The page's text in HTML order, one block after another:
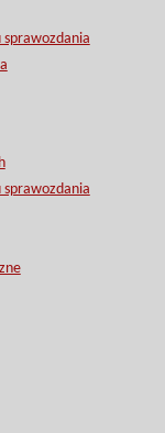
sprawozdania
sprawozdania